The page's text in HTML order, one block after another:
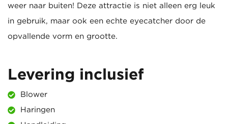
weer naar buiten! Deze attractie is niet alleen erg leuk
in gebruik, maar ook een echte eyecatcher door de
opvallende vorm en grootte.
Levering inclusief
Blower
Haringen